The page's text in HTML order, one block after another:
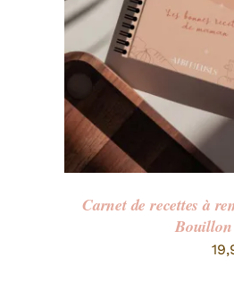
Carnet de recettes à